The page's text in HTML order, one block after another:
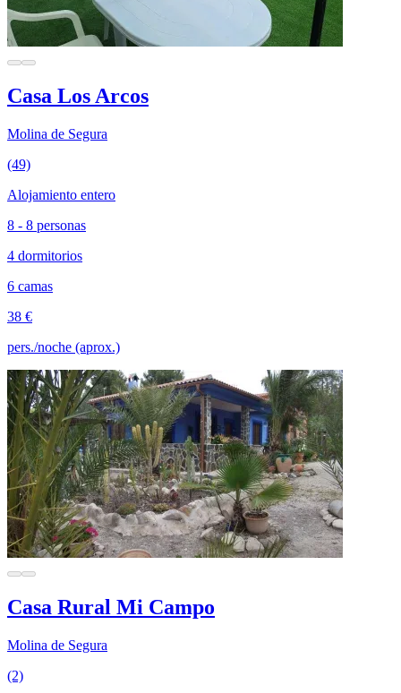
Casa Los Arcos
Molina de Segura
(49)
Alojamiento entero
8 - 8 personas
4 dormitorios
6 camas
38 €
pers./noche (aprox.)
Casa Rural Mi Campo
Molina de Segura
(2)